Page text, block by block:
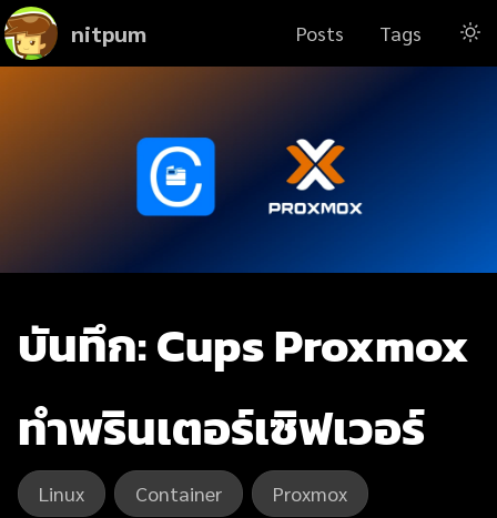
nitpum Posts Tags
บันทึก: Cups Proxmox
ทำพรินเตอร์เซิฟเวอร์
Linux Container
Proxmox